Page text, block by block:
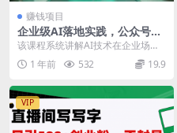
赚钱项目
企业级AI落地实践，公众号写
作到数字人克隆，低成本接入
方案
该课程系统讲解AI技术在企业场景
的应用，包含五大模块：AI发展历
程与工具认知（历...
1 年前 532 19.9
VIP